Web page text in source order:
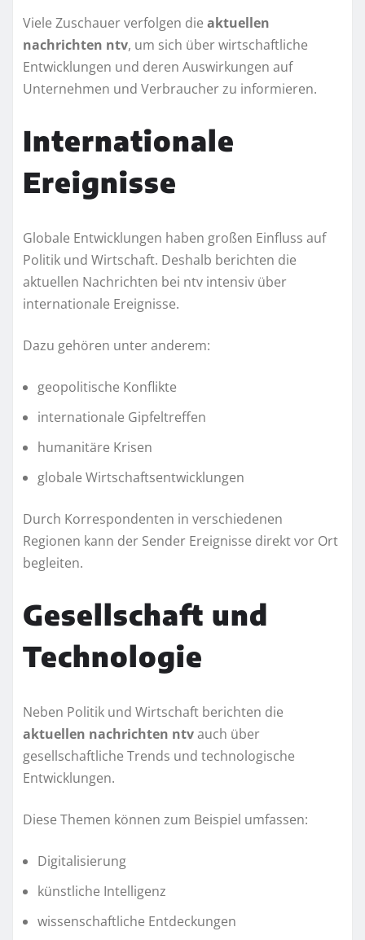
Viele Zuschauer verfolgen die aktuellen
nachrichten ntv, um sich über wirtschaftliche
Entwicklungen und deren Auswirkungen auf
Unternehmen und Verbraucher zu informieren.
Internationale
Ereignisse
Globale Entwicklungen haben großen Einfluss auf
Politik und Wirtschaft. Deshalb berichten die
aktuellen Nachrichten bei ntv intensiv über
internationale Ereignisse.
Dazu gehören unter anderem:
geopolitische Konflikte
internationale Gipfeltreffen
humanitäre Krisen
globale Wirtschaftsentwicklungen
Durch Korrespondenten in verschiedenen
Regionen kann der Sender Ereignisse direkt vor Ort
begleiten.
Gesellschaft und
Technologie
Neben Politik und Wirtschaft berichten die
aktuellen nachrichten ntvauch über
gesellschaftliche Trends und technologische
Entwicklungen.
Diese Themen können zum Beispiel umfassen:
Digitalisierung
künstliche Intelligenz
wissenschaftliche Entdeckungen